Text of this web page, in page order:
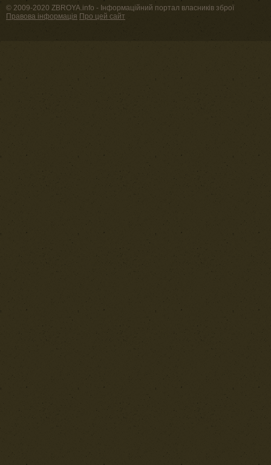
© 2009-2020 ZBROYA.info - Інформаційний портал власників зброї
Правова інформація Про цей сайт